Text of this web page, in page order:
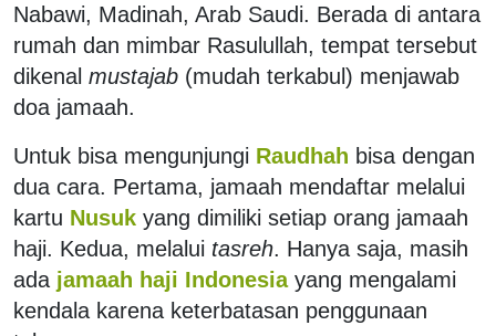
Nabawi, Madinah, Arab Saudi. Berada di antara
rumah dan mimbar Rasulullah, tempat tersebut
dikenal mustajab (mudah terkabul) menjawab
doa jamaah.
Untuk bisa mengunjungi Raudhah bisa dengan
dua cara. Pertama, jamaah mendaftar melalui
kartu Nusuk yang dimiliki setiap orang jamaah
haji. Kedua, melalui tasreh. Hanya saja, masih
ada jamaah haji Indonesia yang mengalami
kendala karena keterbatasan penggunaan